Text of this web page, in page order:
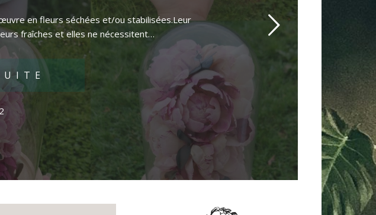
en fleurs séchées et/ou stabilisées.Leur
fraîches et elles ne nécessitent…